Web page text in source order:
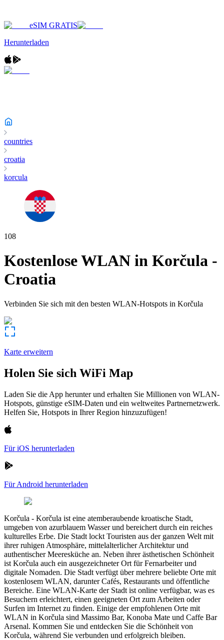
eSIM GRATIS
Herunterladen
countries
croatia
korcula
108
Kostenlose WLAN in Korčula -
Croatia
Verbinden Sie sich mit den besten WLAN-Hotspots in Korčula
Karte erweitern
Holen Sie sich WiFi Map
Laden Sie die App herunter und erhalten Sie Millionen von WLAN-
Hotspots, günstige eSIM-Daten und ein weltweites Partnernetzwerk.
Helfen Sie, Hotspots in Ihrer Region hinzuzufügen!
Für iOS herunterladen
Für Android herunterladen
Korčula - Korčula ist eine atemberaubende kroatische Stadt,
umgeben von azurblauem Wasser und bereichert durch ein reiches
kulturelles Erbe. Die Stadt lockt Touristen aus der ganzen Welt mit
ihrer ruhigen Atmosphäre, mittelalterlicher Architektur und
authentischer Meeresküche an. Neben ihrer ästhetischen Schönheit
ist Korčula auch ein ausgezeichneter Ort für Fernarbeiter und
digitale Nomaden. Die Stadt verfügt über mehrere beliebte Orte mit
kostenlosem WLAN, darunter Cafés, Restaurants und öffentliche
Bereiche. Eine WLAN-Karte der Stadt ist online verfügbar, was es
Besuchern erleichtert, einen geeigneten Ort zum Arbeiten oder
Surfen im Internet zu finden. Einige der empfohlenen Orte mit
WLAN in Korčula sind Massimo Bar, Konoba Mate und Caffe Bar
Arsenal. Kommen Sie und entdecken Sie die Schönheit von
Korčula, während Sie verbunden und erfolgreich bleiben.